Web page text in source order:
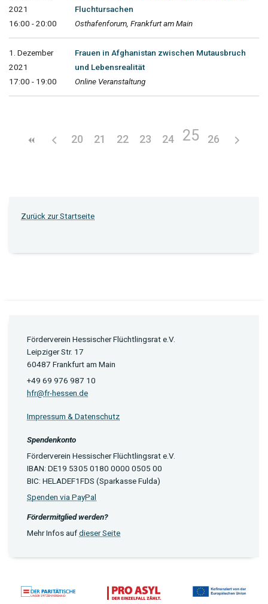
2021
16:00 - 20:00
Fluchtursachen
Osthafenforum, Frankfurt am Main
1. Dezember
2021
17:00 - 19:00
Frauen in Afghanistan zwischen Mutausbruch
und Lebensrealität
Online Veranstaltung
20 21 22 23 24 25 26
Zurück zur Startseite
Förderverein Hessischer Flüchtlingsrat e.V.
Leipziger Str. 17
60487 Frankfurt am Main
+49 69 976 987 10
hfr@fr-hessen.de
Impressum & Datenschutz
Spendenkonto
Förderverein Hessischer Flüchtlingsrat e.V.
IBAN: DE19 5305 0180 0000 0505 00
BIC: HELADEF1FDS (Sparkasse Fulda)
Spenden via PayPal
Fördermitglied werden?
Mehr Infos aufdieser Seite